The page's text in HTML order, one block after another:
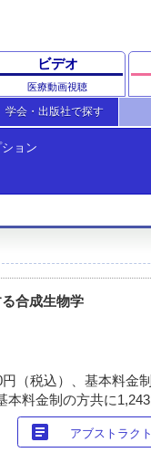
ビデオ
医療動画視聴
学会・出版社で探す
ョン
合成生物学
（税込）、基本料金
料金制の方共に1,243
article アブストラク